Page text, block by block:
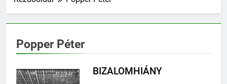
Popper Péter
BIZALOMHIÁNY